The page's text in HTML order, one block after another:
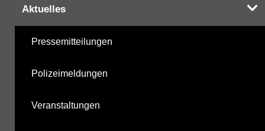
Aktuelles
Pressemitteilungen
Polizeimeldungen
Veranstaltungen